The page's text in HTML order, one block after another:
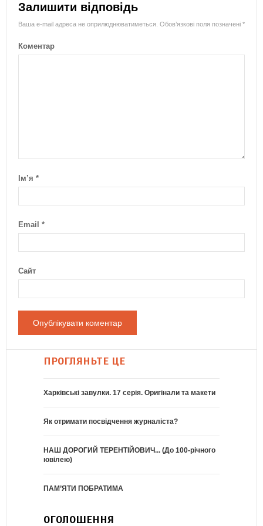
Залишити відповідь
Ваша e-mail адреса не оприлюднюватиметься. Обов’язкові поля позначені *
Коментар
Ім’я *
Email *
Сайт
ПРОГЛЯНЬТЕ ЦЕ
Харківські завулки. 17 серія. Оригінали та макети
Як отримати посвідчення журналіста?
НАШ ДОРОГИЙ ТЕРЕНТІЙОВИЧ... (До 100-річного
ювілею)
ПАМ’ЯТИ ПОБРАТИМА
ОГОЛОШЕННЯ